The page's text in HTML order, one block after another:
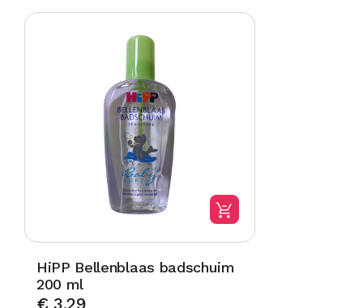
HiPP Bellenblaas badschuim
200 ml
€3,29